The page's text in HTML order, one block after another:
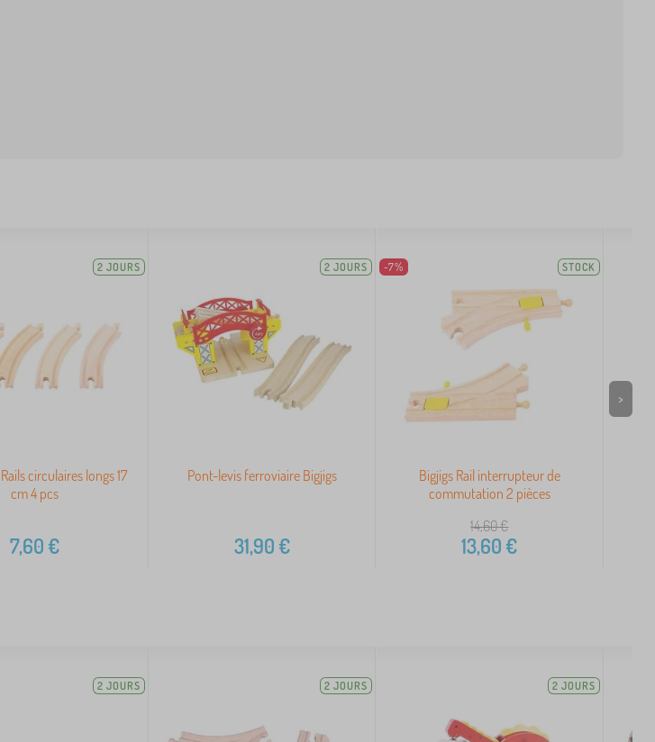
2 JOURS
circulaires longs 17
cm 4 pcs
7,60€
2 JOURS
Pont-levis ferroviaire Bigjigs
31,90€
-7% STOCK
Bigjigs Rail interrupteur de
commutation 2 pièces
14,60€
13,60€
>
2 JOURS 2 JOURS 2 JOURS